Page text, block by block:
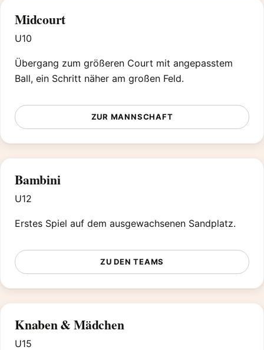
Midcourt
U10
Übergang zum größeren Court mit angepasstem
Ball, ein Schritt näher am großen Feld.
ZUR MANNSCHAFT
Bambini
U12
Erstes Spiel auf dem ausgewachsenen Sandplatz.
ZU DEN TEAMS
Knaben & Mädchen
U15